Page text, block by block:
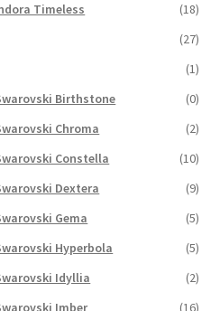
Timeless
(18)
(27)
(1)
Birthstone
(0)
Chroma
(2)
Constella
(10)
Dextera
(9)
Gema
(5)
Hyperbola
(5)
Idyllia
(2)